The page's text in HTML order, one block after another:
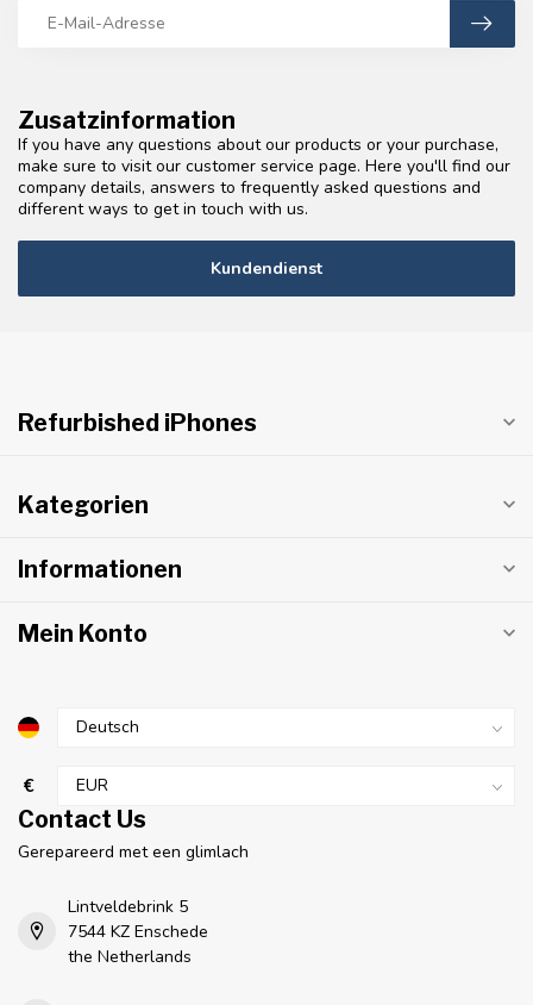
Zusatzinformation
If you have any questions about our products or your purchase,
make sure to visit our customer service page. Here you'll find our
company details, answers to frequently asked questions and
different ways to get in touch with us.
Kundendienst
Refurbished iPhones
Kategorien
Informationen
Mein Konto
€
Contact Us
Gerepareerd met een glimlach
Lintveldebrink 5
7544 KZ Enschede
the Netherlands